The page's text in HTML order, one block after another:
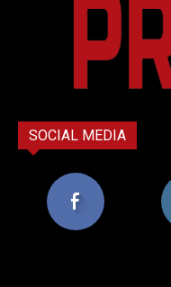
SOCIAL MEDIA